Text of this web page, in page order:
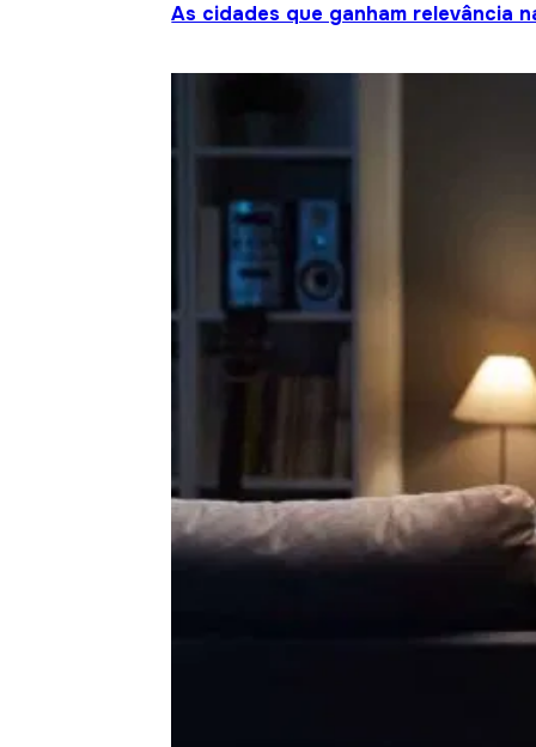
As cidades que ganham relevância